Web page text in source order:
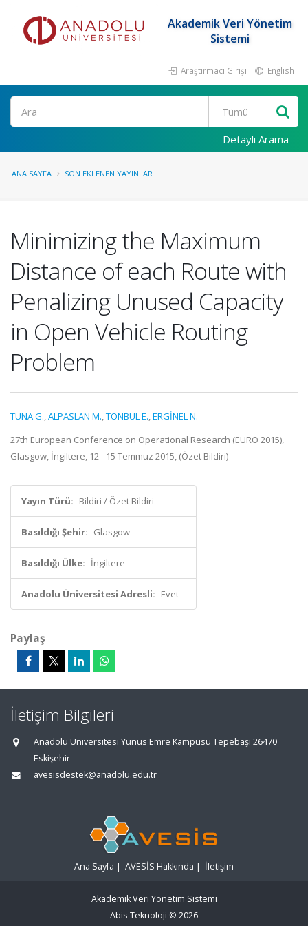
Akademik Veri Yönetim
Sistemi
Araştırmacı Girişi English
Ara
Detaylı Arama
ANA SAYFA SON EKLENEN YAYINLAR
Minimizing the Maximum
Distance of each Route with
Penalizing Unused Capacity
in Open Vehicle Routing
Problem
TUNA G.,ALPASLAN M.,TONBUL E.,ERGİNEL N.
27th European Conference on Operational Research (EURO 2015),
Glasgow, İngiltere, 12 - 15 Temmuz 2015, (Özet Bildiri)
Yayın Türü: Bildiri / Özet Bildiri
Basıldığı Şehir: Glasgow
Basıldığı Ülke: İngiltere
Anadolu Üniversitesi Adresli: Evet
Paylaş
İletişim Bilgileri
Anadolu Üniversitesi Yunus Emre Kampüsü Tepebaşı 26470
Eskişehir
avesisdestek@anadolu.edu.tr
Ana Sayfa | AVESİS Hakkında | İletişim
Akademik Veri Yönetim Sistemi
Abis Teknoloji © 2026